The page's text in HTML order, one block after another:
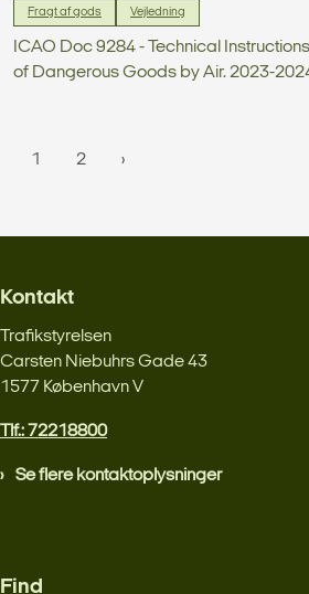
Fragt af gods Vejledning
ICAO Doc 9284 - Technical
of Dangerous Goods by Air. 2023-
1 2
Kontakt
Trafikstyrelsen
Carsten Niebuhrs Gade 43
1577 København V
Tlf.: 72218800
Se flere kontaktoplysninger
Find